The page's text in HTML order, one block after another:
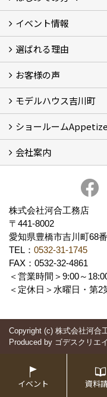
フォトギャラリー
性能について
自然素材のお家
オーナー様のおうち訪
イベント情報
イベント情報
選ばれる理由
5つのやさしさ宣言
3つのプロ宣言
お家づくりスケジュー
お客様の声
お客様の声
モデルハウス吉川町
吉川町モデルハウス
ショールーム
Appetizer(ショールー
Appetizer(レンタルス
会社案内
社長 河合智之の想い
求人情報 Recruit
株式会社河合工務店
〒441-8002
愛知県豊橋市吉川町68
TEL： 0532-31-1745
FAX：0532-32-4861
＜営業時間＞9:00～
＜定休日＞水曜日・第2
Copyright (c) 株式会社河合
Produced by ゴデスクリエ
イベント 資料